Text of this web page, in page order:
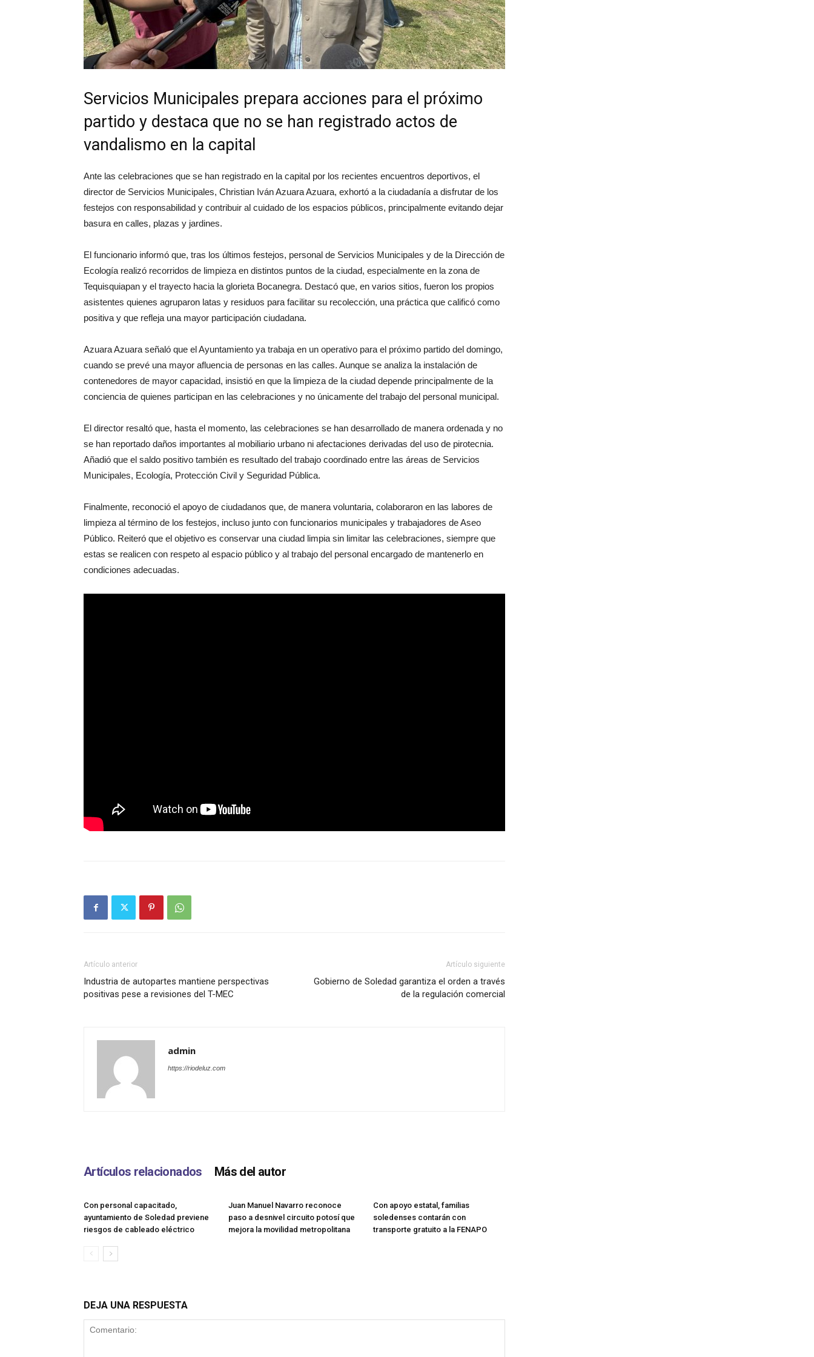
Servicios Municipales prepara acciones para el próximo
partido y destaca que no se han registrado actos de
vandalismo en la capital
Ante las celebraciones que se han registrado en la capital por los recientes encuentros deportivos, el
director de Servicios Municipales, Christian Iván Azuara Azuara, exhortó a la ciudadanía a disfrutar de los
festejos con responsabilidad y contribuir al cuidado de los espacios públicos, principalmente evitando dejar
basura en calles, plazas y jardines.
El funcionario informó que, tras los últimos festejos, personal de Servicios Municipales y de la Dirección de
Ecología realizó recorridos de limpieza en distintos puntos de la ciudad, especialmente en la zona de
Tequisquiapan y el trayecto hacia la glorieta Bocanegra. Destacó que, en varios sitios, fueron los propios
asistentes quienes agruparon latas y residuos para facilitar su recolección, una práctica que calificó como
positiva y que refleja una mayor participación ciudadana.
Azuara Azuara señaló que el Ayuntamiento ya trabaja en un operativo para el próximo partido del domingo,
cuando se prevé una mayor afluencia de personas en las calles. Aunque se analiza la instalación de
contenedores de mayor capacidad, insistió en que la limpieza de la ciudad depende principalmente de la
conciencia de quienes participan en las celebraciones y no únicamente del trabajo del personal municipal.
El director resaltó que, hasta el momento, las celebraciones se han desarrollado de manera ordenada y no
se han reportado daños importantes al mobiliario urbano ni afectaciones derivadas del uso de pirotecnia.
Añadió que el saldo positivo también es resultado del trabajo coordinado entre las áreas de Servicios
Municipales, Ecología, Protección Civil y Seguridad Pública.
Finalmente, reconoció el apoyo de ciudadanos que, de manera voluntaria, colaboraron en las labores de
limpieza al término de los festejos, incluso junto con funcionarios municipales y trabajadores de Aseo
Público. Reiteró que el objetivo es conservar una ciudad limpia sin limitar las celebraciones, siempre que
estas se realicen con respeto al espacio público y al trabajo del personal encargado de mantenerlo en
condiciones adecuadas.
Artículo anterior
Industria de autopartes mantiene perspectivas
positivas pese a revisiones del T-MEC
Artículo siguiente
Gobierno de Soledad garantiza el orden a través
de la regulación comercial
admin
https://riodeluz.com
Artículos relacionados Más del autor
Con personal capacitado,
ayuntamiento de Soledad previene
riesgos de cableado eléctrico
Juan Manuel Navarro reconoce
paso a desnivel circuito potosí que
mejora la movilidad metropolitana
Con apoyo estatal, familias
soledenses contarán con
transporte gratuito a la FENAPO
DEJA UNA RESPUESTA